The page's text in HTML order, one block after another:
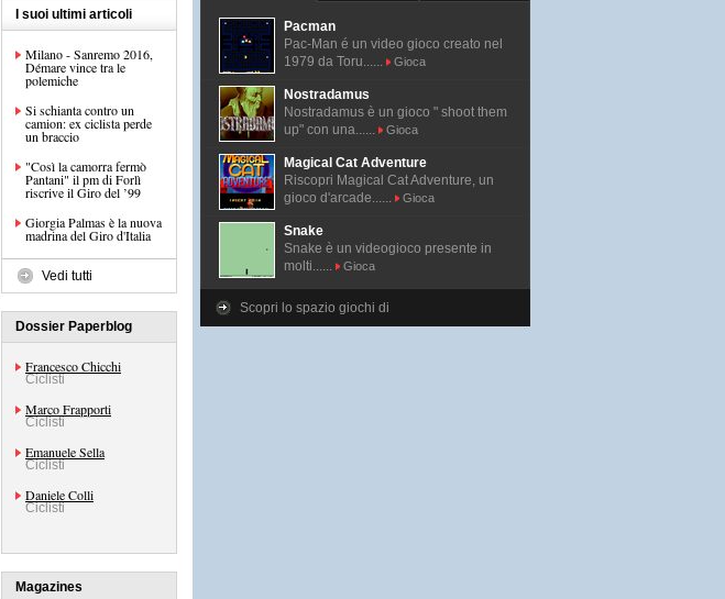
I suoi ultimi articoli
Milano - Sanremo 2016,
Démare vince tra le
polemiche
Si schianta contro un
camion: ex ciclista perde
un braccio
"Così la camorra fermò
Pantani" il pm di Forlì
riscrive il Giro del ’99
Giorgia Palmas è la nuova
madrina del Giro d'Italia
Vedi tutti
Dossier Paperblog
Francesco Chicchi
Ciclisti
Marco Frapporti
Ciclisti
Emanuele Sella
Ciclisti
Daniele Colli
Ciclisti
Magazines
Pacman
Pac-Man é un video gioco creato nel
1979 da Toru......
Gioca
Nostradamus
Nostradamus è un gioco " shoot them
up" con una......
Gioca
Magical Cat Adventure
Riscopri Magical Cat Adventure, un
gioco d'arcade......
Gioca
Snake
Snake è un videogioco presente in
molti......
Gioca
Scopri lo spazio giochi di